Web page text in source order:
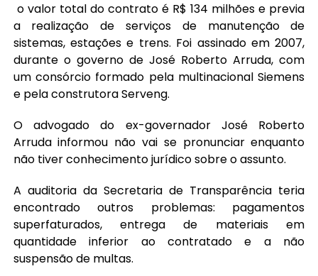
o valor total do contrato é R$ 134 milhões e previa
a realização de serviços de manutenção de
sistemas, estações e trens. Foi assinado em 2007,
durante o governo de José Roberto Arruda, com
um consórcio formado pela multinacional Siemens
e pela construtora Serveng.
O advogado do ex-governador José Roberto
Arruda informou não vai se pronunciar enquanto
não tiver conhecimento jurídico sobre o assunto.
A auditoria da Secretaria de Transparência teria
encontrado outros problemas: pagamentos
superfaturados, entrega de materiais em
quantidade inferior ao contratado e a não
suspensão de multas.